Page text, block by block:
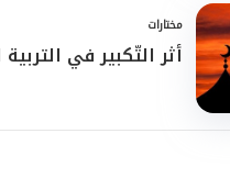
مختارات
أثر التّكبير في التربية